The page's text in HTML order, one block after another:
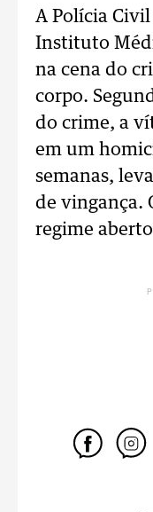
A Polícia
Instituto
na cena do
corpo.
do crime, a
em um
semanas,
de vingança.
regime